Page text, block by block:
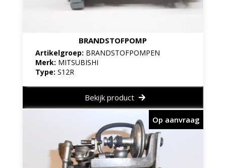
BRANDSTOFPOMP
Artikelgroep: BRANDSTOFPOMPEN
Merk: MITSUBISHI
Type: S12R
Bekijk product
Op aanvraag